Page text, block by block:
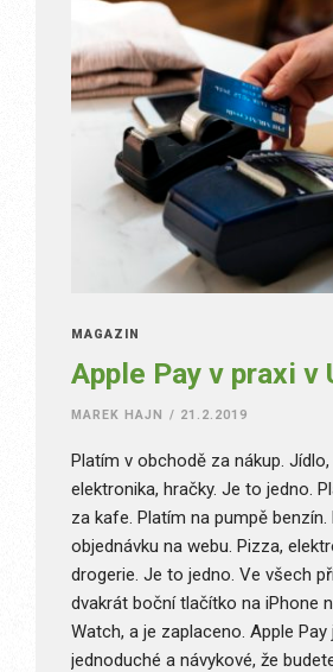
MAGAZÍN
Apple Pay v praxi v
MAREK HAJN / 21.2.2019
Platím v obchodě za nákup. Jídlo,
elektronika, hračky. Je to jedno.
za kafe. Platím na pumpě benzín.
objednávku na webu. Pizza,
drogerie. Je to jedno. Ve všech
dvakrát boční tlačítko na iPhone
Watch, a je zaplaceno. Apple Pay
jednoduché a návykové, že